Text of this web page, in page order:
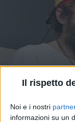
Il rispetto
Noi e i nostri
informazioni su un
NEWS 18 feb 2019